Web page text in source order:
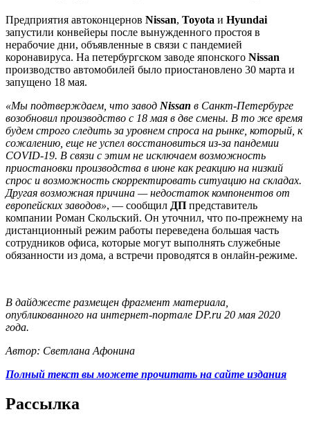
Предприятия автоконцернов Nissan, Toyota и Hyundai
запустили конвейеры после вынужденного простоя в
нерабочие дни, объявленные в связи с пандемией
коронавируса. На петербургском заводе японского Nissan
производство автомобилей было приостановлено 30 марта и
запущено 18 мая.
«Мы подтверждаем, что завод Nissan в Санкт-Петербурге
возобновил производство с 18 мая в две смены. В то же время
будем строго следить за уровнем спроса на рынке, который, к
сожалению, еще не успел восстановиться из-за пандемии
COVID-19. В связи с этим не исключаем возможность
приостановки производства в июне как реакцию на низкий
спрос и возможность скорректировать ситуацию на складах.
Другая возможная причина — недостаток компонентов от
европейских заводов», — сообщил ДП представитель
компании Роман Скольский. Он уточнил, что по-прежнему на
дистанционный режим работы переведена большая часть
сотрудников офиса, которые могут выполнять служебные
обязанности из дома, а встречи проводятся в онлайн-режиме.
В дайджесте размещен фрагмент материала,
опубликованного на интернет-портале DP.ru 20 мая 2020
года.
Автор: Светлана Афонина
Полный текст вы можете прочитать на сайте издания
Рассылка